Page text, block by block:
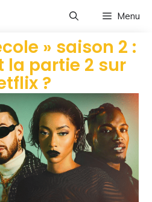
Menu
» saison 2 :
la partie 2 sur
?